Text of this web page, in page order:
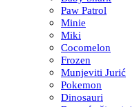
Paw Patrol
Minie
Miki
Cocomelon
Frozen
Munjeviti Jurić
Pokemon
Dinosauri